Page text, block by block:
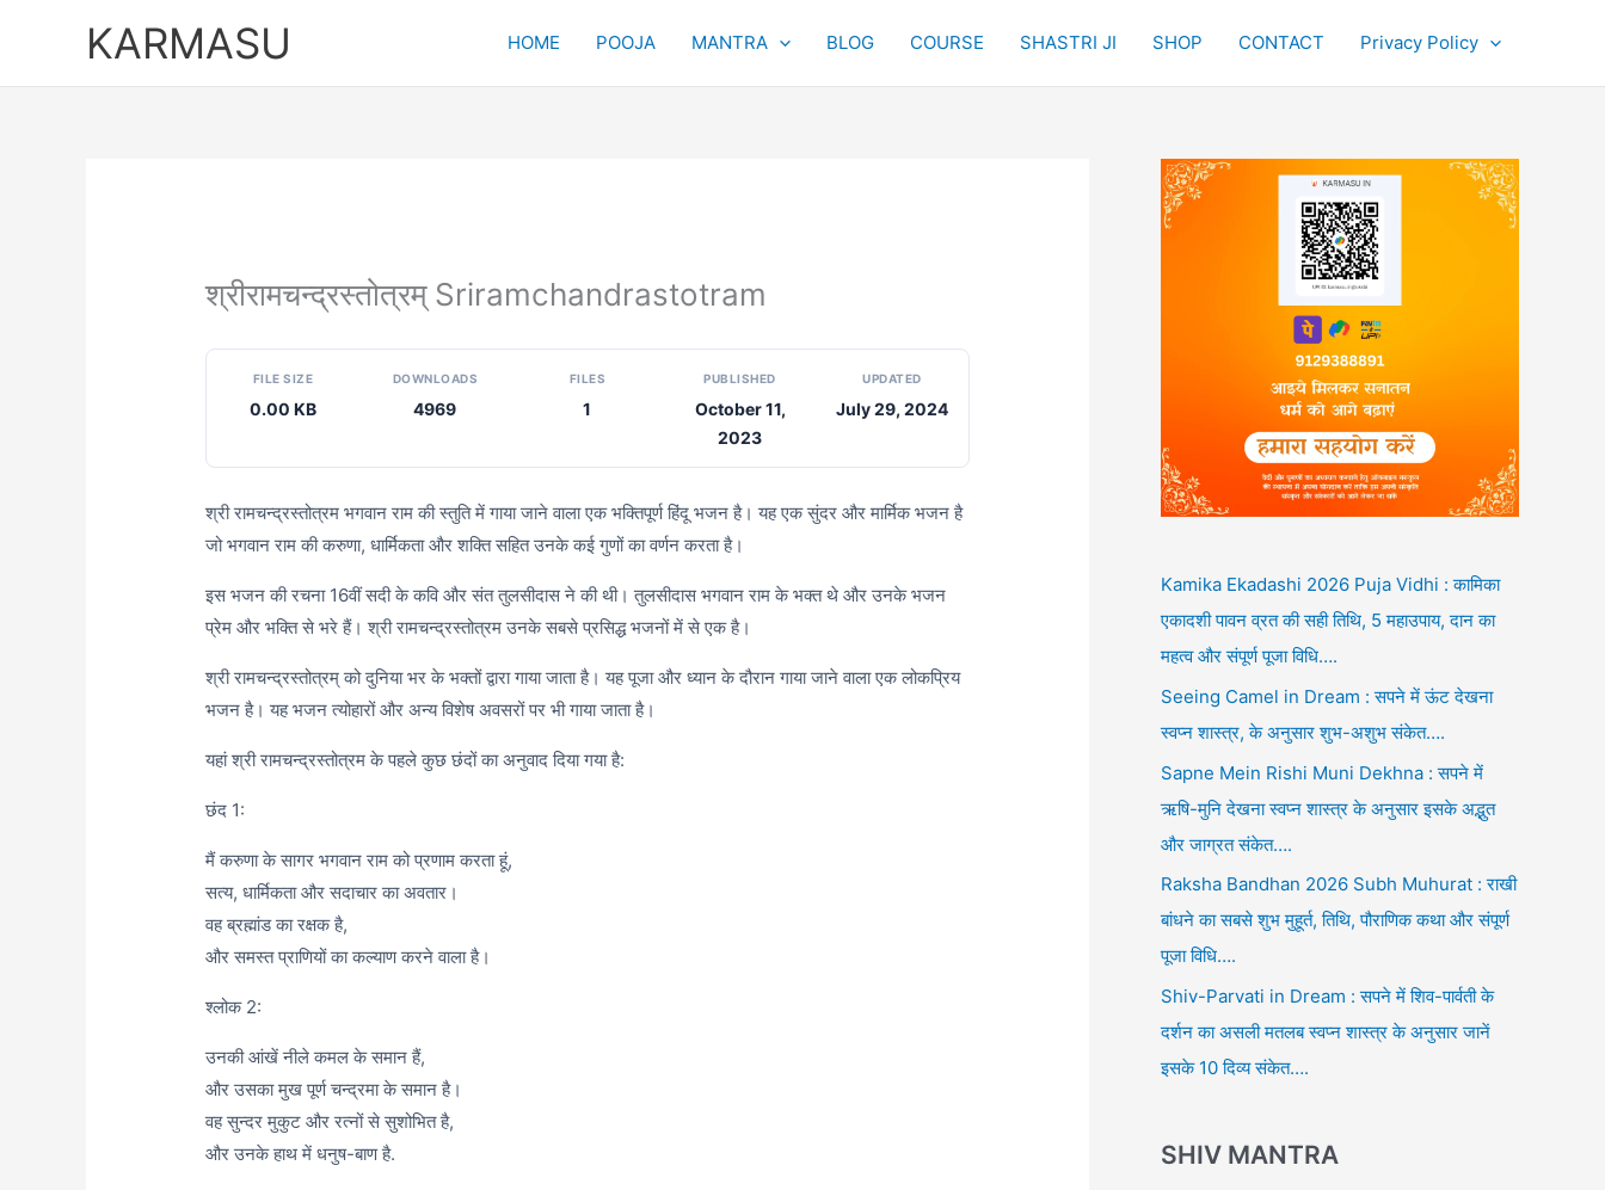
KARMASU HOME POOJA MANTRA BLOG COURSE SHASTRI JI SHOP CONTACT Privacy Policy
श्रीरामचन्द्रस्तोत्रम् Sriramchandrastotram
FILE SIZE
0.00 KB
DOWNLOADS
4969
FILES
1
PUBLISHED
October 11,
2023
UPDATED
July 29, 2024
श्री रामचन्द्रस्तोत्रम भगवान राम की स्तुति में गाया जाने वाला एक भक्तिपूर्ण हिंदू भजन है। यह एक सुंदर और मार्मिक भजन है
जो भगवान राम की करुणा, धार्मिकता और शक्ति सहित उनके कई गुणों का वर्णन करता है।
इस भजन की रचना 16वीं सदी के कवि और संत तुलसीदास ने की थी। तुलसीदास भगवान राम के भक्त थे और उनके भजन
प्रेम और भक्ति से भरे हैं। श्री रामचन्द्रस्तोत्रम उनके सबसे प्रसिद्ध भजनों में से एक है।
श्री रामचन्द्रस्तोत्रम् को दुनिया भर के भक्तों द्वारा गाया जाता है। यह पूजा और ध्यान के दौरान गाया जाने वाला एक लोकप्रिय
भजन है। यह भजन त्योहारों और अन्य विशेष अवसरों पर भी गाया जाता है।
यहां श्री रामचन्द्रस्तोत्रम के पहले कुछ छंदों का अनुवाद दिया गया है:
छंद 1:
मैं करुणा के सागर भगवान राम को प्रणाम करता हूं,
सत्य, धार्मिकता और सदाचार का अवतार।
वह ब्रह्मांड का रक्षक है,
और समस्त प्राणियों का कल्याण करने वाला है।
श्लोक 2:
उनकी आंखें नीले कमल के समान हैं,
और उसका मुख पूर्ण चन्द्रमा के समान है।
वह सुन्दर मुकुट और रत्नों से सुशोभित है,
और उनके हाथ में धनुष-बाण है.
Kamika Ekadashi 2026 Puja Vidhi : कामिका
एकादशी पावन व्रत की सही तिथि, 5 महाउपाय, दान का
महत्व और संपूर्ण पूजा विधि….
Seeing Camel in Dream : सपने में ऊंट देखना
स्वप्न शास्त्र, के अनुसार शुभ-अशुभ संकेत….
Sapne Mein Rishi Muni Dekhna : सपने में
ऋषि-मुनि देखना स्वप्न शास्त्र के अनुसार इसके अद्भुत
और जाग्रत संकेत….
Raksha Bandhan 2026 Subh Muhurat : राखी
बांधने का सबसे शुभ मुहूर्त, तिथि, पौराणिक कथा और संपूर्ण
पूजा विधि….
Shiv-Parvati in Dream : सपने में शिव-पार्वती के
दर्शन का असली मतलब स्वप्न शास्त्र के अनुसार जानें
इसके 10 दिव्य संकेत….
SHIV MANTRA